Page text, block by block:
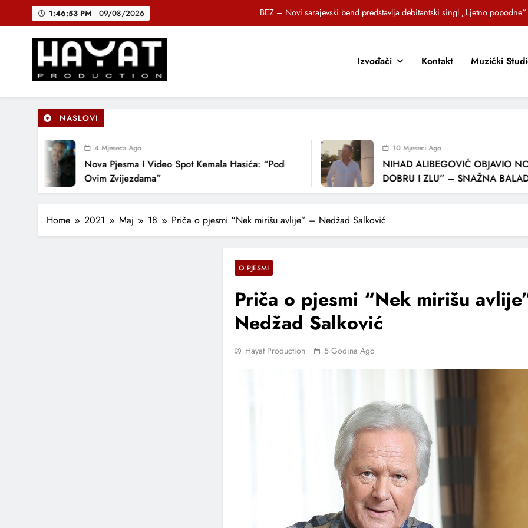
1:46:54 PM 09/08/2026
Brat i sestra, Biljana i Tedi Zeroski, predstavljaju novu pjesmu „Sreća je“
Muhamed Fazlagić Fazla predstavlja pjesmu “Lejla” iz mjuzikla Travnik je voljeti lako
DJEČIJI HOR SUNCOKRETI KROZ PJESMU POZVALI MALIŠANE NA DOBRE NAVIKE
Hayat Production
Promocija domaće muzike
Izvođači Kontakt Muzički
NASLOVI
4 Mjeseca Ago
Nova Pjesma I Video Spot Kemala Hasića: “Pod
Ovim Zvijezdama”
10 Mjeseci Ago
NIHAD ALIBEGOVIĆ OBJAVIO NOVU
DOBRU I ZLU” – SNAŽNA BALADA O
LJUBAVI I VREMENU KOJE NAS
Home 2021 Maj 18 Priča o pjesmi “Nek mirišu avlije” – Nedžad Salković
O PJESMI
Priča o pjesmi “Nek mirišu
Nedžad Salković
Hayat Production 5 Godina Ago